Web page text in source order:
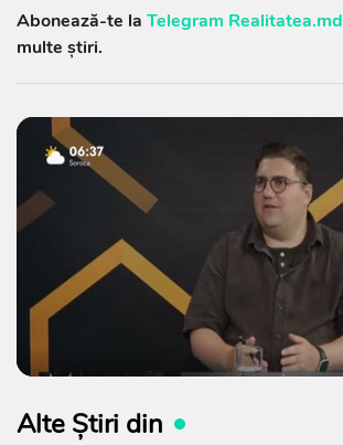
Abonează-te la Telegram Realitatea.md
multe știri.
Alte Știri din